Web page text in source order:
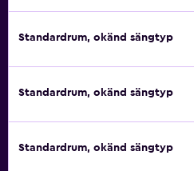
Standardrum, okänd sängtyp
Standardrum, okänd sängtyp
Standardrum, okänd sängtyp